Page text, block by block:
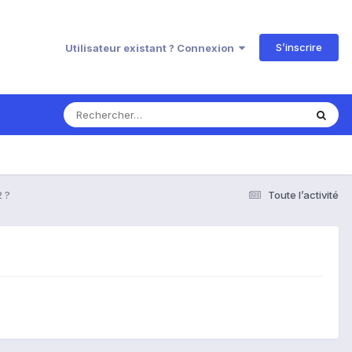
Utilisateur existant ? Connexion S’inscrire
Toute l’activité
?